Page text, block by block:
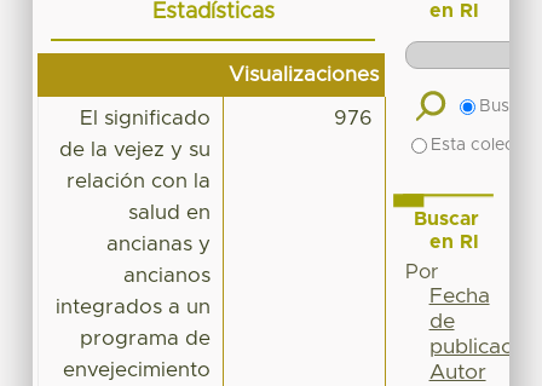
Estadísticas
Visualizaciones
El significado
de la vejez y su
relación con la
salud en
ancianas y
ancianos
integrados a un
programa de
envejecimiento
976
en RI
Buscar
Esta
Buscar
en RI
Por
Fecha
de
publicación
Autor